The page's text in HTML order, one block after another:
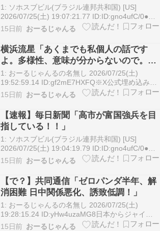
レ発狂して反中デモ開始
1: ソホスブビル(ブラジル連邦共和国) [US]
2026/07/25(土) 19:07:21.77 ID:ID:gno4ufC/0●習
近平政権が日本への渡航自粛を呼びかけ、大勢の
中国人観光客が韓国に向かっている。インバウン
ド旅行者によるクレジットカード消費額は月間記
録を更新し…
15日前 おーるじゃんる
横浜流星「あくまでも私個人の話です
よ。多様性、意味が分からないので。は
い、以上。」
1: おーるじゃんるの名無し 2026/07/25(土)
19:52:59.14 ID:gf2mE7HXFQ※X公式埋め込みの
ため、環境によって表示に時間がかかる場合があ
ります。横浜流星「あくまでも私個人の意見とし
て聞いてください。私はBLとか、そういうの興味
なくて。全然分かんな…
15日前 おーるじゃんる
【速報】毎日新聞「高市が富国強兵を目
指している！！」
1: ソホスブビル(ブラジル連邦共和国) [US]
2026/07/25(土) 19:04:19.79 ID:ID:gno4ufC/0●高
市早苗内閣の支持率に陰りが目立ち始めた。高市
首相は今年2月の衆院選で自民党を大勝に導いた
が、有権者が切望する物価高対策は先送りされ、
半年もたた…
15日前 おーるじゃんる
【で？】共同通信「ゼロパンダ半年、解
消困難 日中関係悪化、誘致低調！」
1: おーるじゃんるの名無し 2026/07/25(土)
19:28:15.24 ID:yHw4uzaMG8日本からジャイア
ントパンダが姿を消して27日で半年になる。パン
15日前 おーるじゃんる